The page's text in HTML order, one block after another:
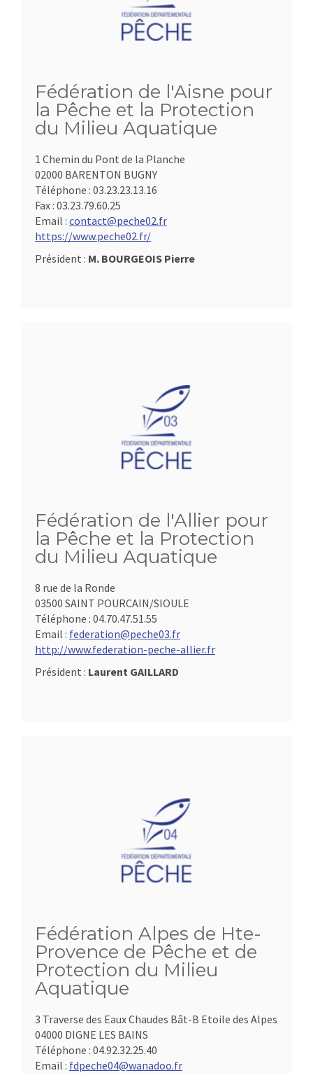
Fédération de l'Aisne pour
la Pêche et la Protection
du Milieu Aquatique
1 Chemin du Pont de la Planche
02000 BARENTON BUGNY
Téléphone : 03.23.23.13.16
Fax : 03.23.79.60.25
Email : contact@peche02.fr
https://www.peche02.fr/
Président : M. BOURGEOIS Pierre
Fédération de l'Allier pour
la Pêche et la Protection
du Milieu Aquatique
8 rue de la Ronde
03500 SAINT POURCAIN/SIOULE
Téléphone : 04.70.47.51.55
Email : federation@peche03.fr
http://www.federation-peche-allier.fr
Président : Laurent GAILLARD
Fédération Alpes de Hte-
Provence de Pêche et de
Protection du Milieu
Aquatique
3 Traverse des Eaux Chaudes Bât-B Etoile des Alpes
04000 DIGNE LES BAINS
Téléphone : 04.92.32.25.40
Email : fdpeche04@wanadoo.fr